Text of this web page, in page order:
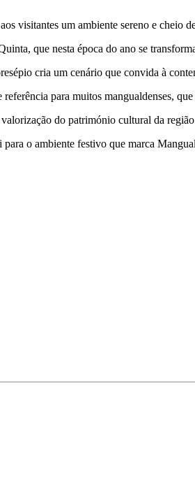
visitantes um ambiente sereno e cheio
que nesta época do ano se
cria um cenário que convida à
para muitos mangualdenses,
valorização do património cultural da
o ambiente festivo que marca